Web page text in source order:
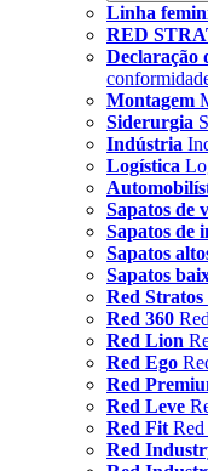
Linha
RED
Declaração
Montagem
Siderurgia
Indústria
Logística
Sapatos de
Sapatos de
Sapatos
Sapatos
Red Stratos
Red 360
Red Lion
Red Ego
Red
Red Leve
Red Fit
Red